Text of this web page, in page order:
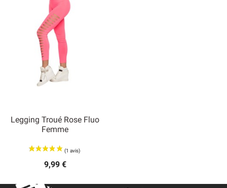
Legging Troué Rose Fluo
Femme
9,99 €